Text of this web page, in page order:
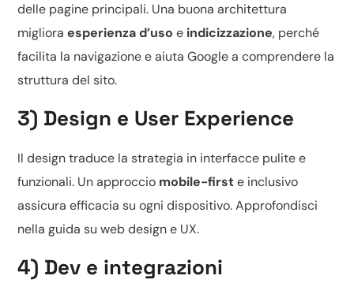
delle pagine principali. Una buona architettura
miglioraesperienza d’uso e indicizzazione, perché
facilita la navigazione e aiuta Google a comprendere la
struttura del sito.
3) Design e User Experience
Il design traduce la strategia in interfacce pulite e
funzionali. Un approccio mobile-firste inclusivo
assicura efficacia su ogni dispositivo. Approfondisci
nella guida suweb design e UX.
4) Dev e integrazioni